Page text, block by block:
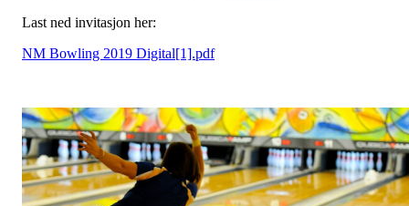
Last ned invitasjon her:
NM Bowling 2019 Digital[1].pdf